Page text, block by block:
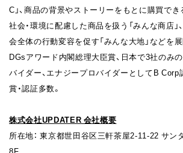
C」、商品の背景やストーリーをもとに購買でき
社会・環境に配慮した商品を扱う「みんな商店」
会全体の行動変容を促す「みんな大地」などを
DGsアワード内閣総理大臣賞、日本で3社のみ
バイダー、エナジープロバイダーとしてB
賞・認証多数。
株式会社UPDATER 会社概要
所在地： 東京都世田谷区三軒茶屋2-11-22 サン